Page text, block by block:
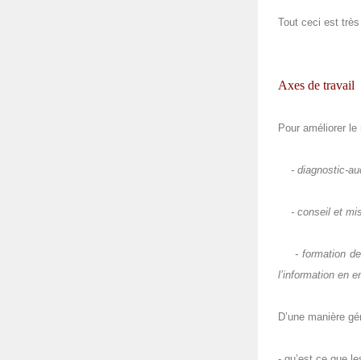
Tout ceci est
Axes de travail
Pour améliorer le
- diagnostic-
- conseil et
- formation
l’information en
D’une manière